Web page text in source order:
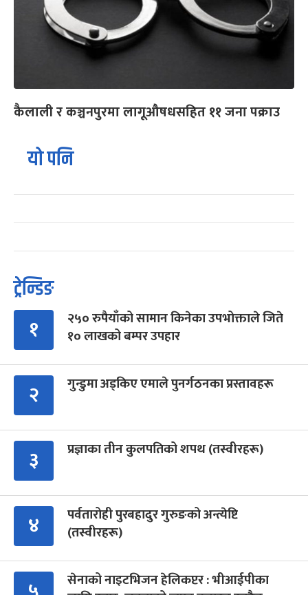
कैलाली र कञ्चनपुरमा लागूऔषधसहित ११ जना पक्राउ
यो पनि
ट्रेन्डिङ
१
२५० रुपैयाँको सामान किनेका उपभोक्ताले जिते
१० लाखको बम्पर उपहार
२ गुन्डुमा अड्किए एमाले पुनर्गठनका प्रस्तावहरू
३ प्रज्ञाका तीन कुलपतिको शपथ (तस्वीरहरू)
४
पर्वतारोही पुरबहादुर गुरुङको अन्त्येष्टि
(तस्वीरहरू)
सेनाको नाइटभिजन हेलिकप्टर : भीआईपीका